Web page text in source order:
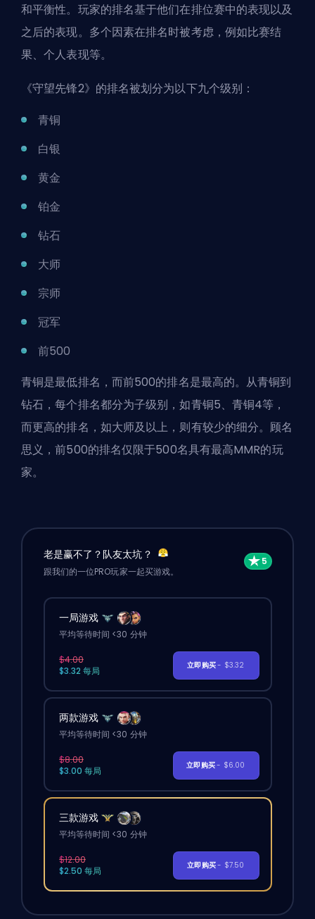
和平衡性。玩家的排名基于他们在排位赛中的表现以及
之后的表现。多个因素在排名时被考虑，例如比赛结
果、个人表现等。
《守望先锋2》的排名被划分为以下九个级别：
青铜
白银
黄金
铂金
钻石
大师
宗师
冠军
前500
青铜是最低排名，而前500的排名是最高的。从青铜到
钻石，每个排名都分为子级别，如青铜5、青铜4等，
而更高的排名，如大师及以上，则有较少的细分。顾名
思义，前500的排名仅限于500名具有最高MMR的玩
家。
老是赢不了？队友太坑？
跟我们的一位PRO玩家一起买游戏。
一局游戏
平均等待时间 <30 分钟
$4.00
$3.32 每局
立即购买- $3.32
两款游戏
平均等待时间 <30 分钟
$8.00
$3.00 每局
立即购买- $6.00
三款游戏
平均等待时间 <30 分钟
$12.00
$2.50 每局
立即购买- $7.50